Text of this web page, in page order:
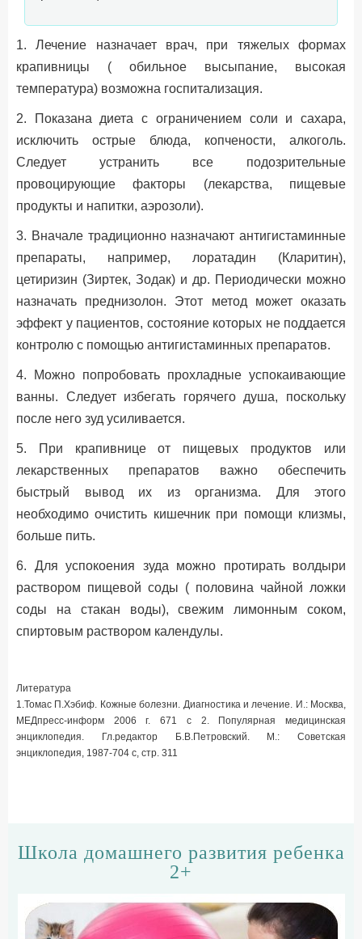
1. Лечение назначает врач, при тяжелых формах
крапивницы ( обильное высыпание, высокая
температура) возможна госпитализация.
2. Показана диета с ограничением соли и сахара,
исключить острые блюда, копчености, алкоголь.
Следует устранить все подозрительные
провоцирующие факторы (лекарства, пищевые
продукты и напитки, аэрозоли).
3. Вначале традиционно назначают антигистаминные
препараты, например, лоратадин (Кларитин),
цетиризин (Зиртек, Зодак) и др. Периодически можно
назначать преднизолон. Этот метод может оказать
эффект у пациентов, состояние которых не поддается
контролю с помощью антигистаминных препаратов.
4. Можно попробовать прохладные успокаивающие
ванны. Следует избегать горячего душа, поскольку
после него зуд усиливается.
5. При крапивнице от пищевых продуктов или
лекарственных препаратов важно обеспечить
быстрый вывод их из организма. Для этого
необходимо очистить кишечник при помощи клизмы,
больше пить.
6. Для успокоения зуда можно протирать волдыри
раствором пищевой соды ( половина чайной ложки
соды на стакан воды), свежим лимонным соком,
спиртовым раствором календулы.
Литература
1.Томас П.Хэбиф. Кожные болезни. Диагностика и лечение. И.: Москва,
МЕДпресс-информ 2006 г. 671 с 2. Популярная медицинская
энциклопедия. Гл.редактор Б.В.Петровский. М.: Советская
энциклопедия, 1987-704 с, cтр. 311
Школа домашнего развития ребенка
2+